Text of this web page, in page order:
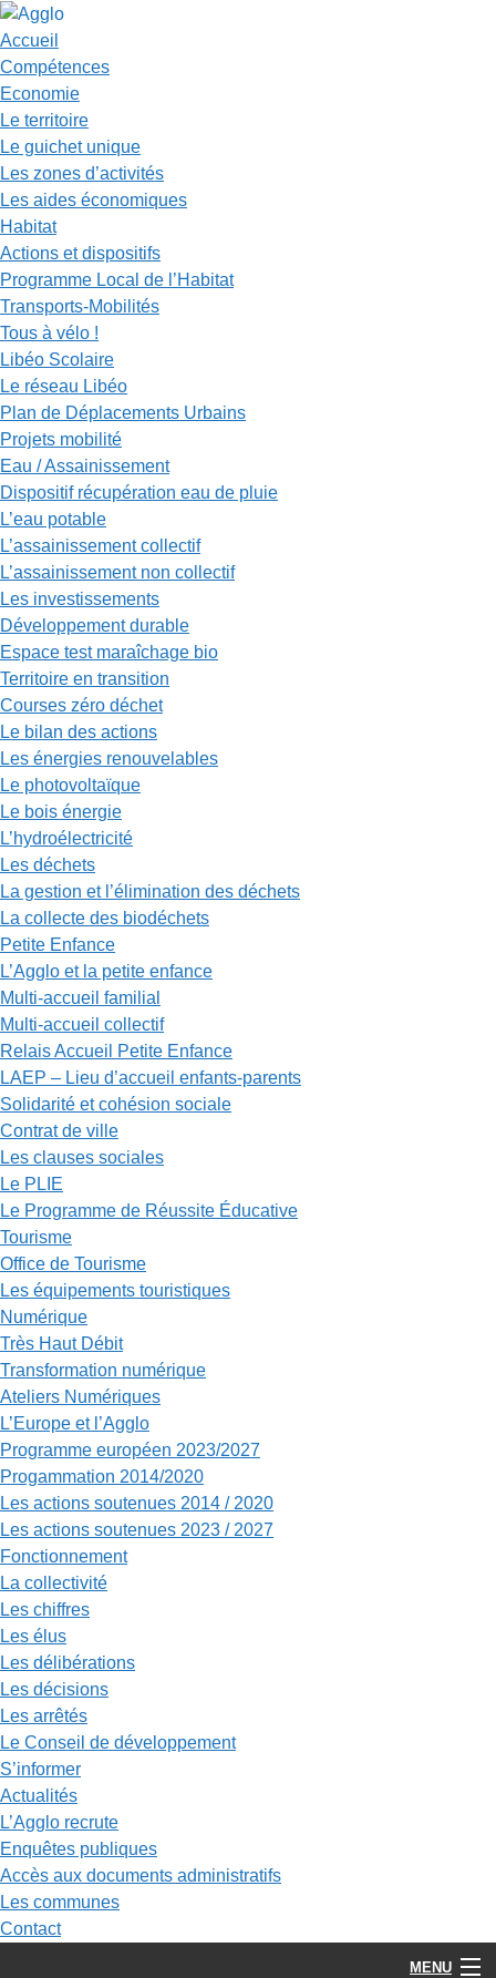
Accueil
Compétences
Economie
Le territoire
Le guichet unique
Les zones d’activités
Les aides économiques
Habitat
Actions et dispositifs
Programme Local de l’Habitat
Transports-Mobilités
Tous à vélo !
Libéo Scolaire
Le réseau Libéo
Plan de Déplacements Urbains
Projets mobilité
Eau / Assainissement
Dispositif récupération eau de pluie
L’eau potable
L’assainissement collectif
L’assainissement non collectif
Les investissements
Développement durable
Espace test maraîchage bio
Territoire en transition
Courses zéro déchet
Le bilan des actions
Les énergies renouvelables
Le photovoltaïque
Le bois énergie
L’hydroélectricité
Les déchets
La gestion et l’élimination des déchets
La collecte des biodéchets
Petite Enfance
L’Agglo et la petite enfance
Multi-accueil familial
Multi-accueil collectif
Relais Accueil Petite Enfance
LAEP – Lieu d’accueil enfants-parents
Solidarité et cohésion sociale
Contrat de ville
Les clauses sociales
Le PLIE
Le Programme de Réussite Éducative
Tourisme
Office de Tourisme
Les équipements touristiques
Numérique
Très Haut Débit
Transformation numérique
Ateliers Numériques
L’Europe et l’Agglo
Programme européen 2023/2027
Progammation 2014/2020
Les actions soutenues 2014 / 2020
Les actions soutenues 2023 / 2027
Fonctionnement
La collectivité
Les chiffres
Les élus
Les délibérations
Les décisions
Les arrêtés
Le Conseil de développement
S’informer
Actualités
L’Agglo recrute
Enquêtes publiques
Accès aux documents administratifs
Les communes
Contact
MENU